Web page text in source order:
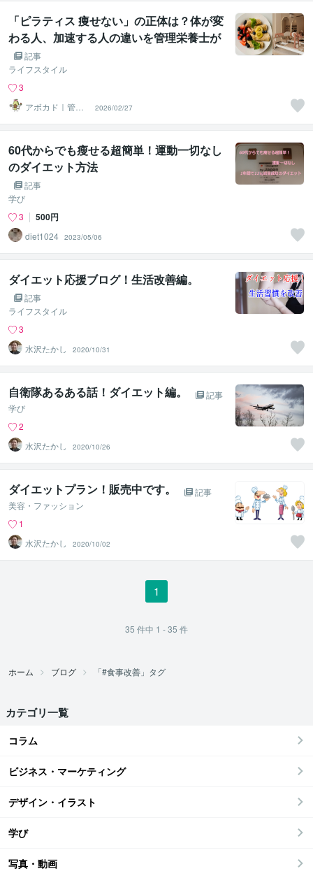
「ピラティス 痩せない」の正体は？体が変
わる人、加速する人の違いを管理栄養士が
解説！
記事
ライフスタイル
3
アボカド｜管理
栄養士
2026/02/27
60代からでも瘦せる超簡単！運動一切なし
のダイエット方法
記事
学び
3
500円
diet1024 2023/05/06
ダイエット応援ブログ！生活改善編。
記事
ライフスタイル
3
水沢たかし
2020/10/31
自衛隊あるある話！ダイエット編。
記事
学び
2
水沢たかし
2020/10/26
ダイエットプラン！販売中です。
記事
美容・ファッション
1
水沢たかし
2020/10/02
1
35 件中 1 - 35 件
ホーム ブログ 「#食事改善」タグ
カテゴリ一覧
コラム
ビジネス・マーケティング
デザイン・イラスト
学び
写真・動画